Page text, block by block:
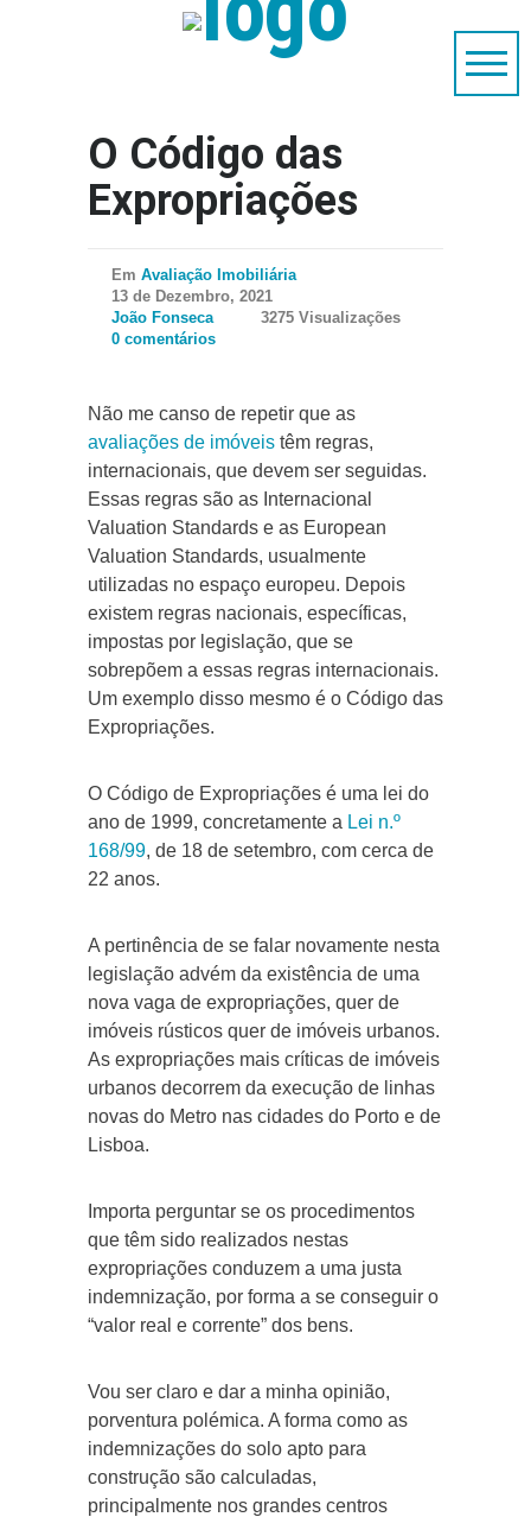
O Código das
Expropriações
Em Avaliação Imobiliária
13 de Dezembro, 2021
João Fonseca
3275 Visualizações
0 comentários
Não me canso de repetir que as
avaliações de imóveis têm regras,
internacionais, que devem ser seguidas.
Essas regras são as Internacional
Valuation Standards e as European
Valuation Standards, usualmente
utilizadas no espaço europeu. Depois
existem regras nacionais, específicas,
impostas por legislação, que se
sobrepõem a essas regras internacionais.
Um exemplo disso mesmo é o Código das
Expropriações.
O Código de Expropriações é uma lei do
ano de 1999, concretamente a Lei n.º
168/99, de 18 de setembro, com cerca de
22 anos.
A pertinência de se falar novamente nesta
legislação advém da existência de uma
nova vaga de expropriações, quer de
imóveis rústicos quer de imóveis urbanos.
As expropriações mais críticas de imóveis
urbanos decorrem da execução de linhas
novas do Metro nas cidades do Porto e de
Lisboa.
Importa perguntar se os procedimentos
que têm sido realizados nestas
expropriações conduzem a uma justa
indemnização, por forma a se conseguir o
“valor real e corrente” dos bens.
Vou ser claro e dar a minha opinião,
porventura polémica. A forma como as
indemnizações do solo apto para
construção são calculadas,
principalmente nos grandes centros